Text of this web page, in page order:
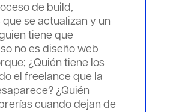
de build,
se actualizan y un
tiene que
no es diseño web
¿Quién tiene los
el freelance que la
¿Quién
cuando dejan de